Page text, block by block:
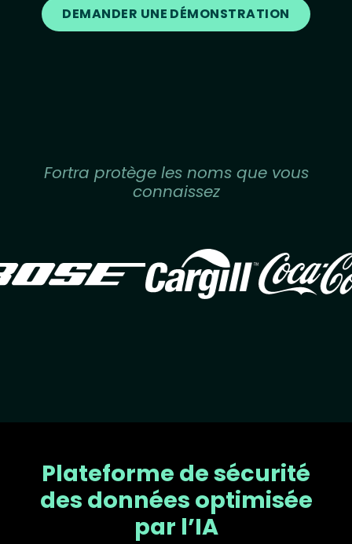
DEMANDER UNE DÉMONSTRATION
Fortra protège les noms que vous
connaissez
Image
Plateforme de sécurité
des données optimisée
par l’IA